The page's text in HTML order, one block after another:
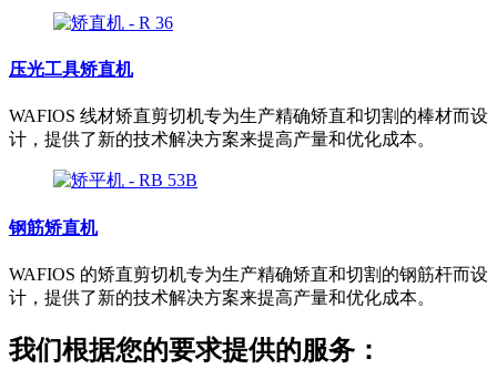
压光工具矫直机
WAFIOS 线材矫直剪切机专为生产精确矫直和切割的棒材而设
计，提供了新的技术解决方案来提高产量和优化成本。
钢筋矫直机
WAFIOS 的矫直剪切机专为生产精确矫直和切割的钢筋杆而设
计，提供了新的技术解决方案来提高产量和优化成本。
我们根据您的要求提供的服务：